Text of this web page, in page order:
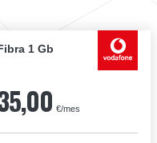
1 Gb
€/mes